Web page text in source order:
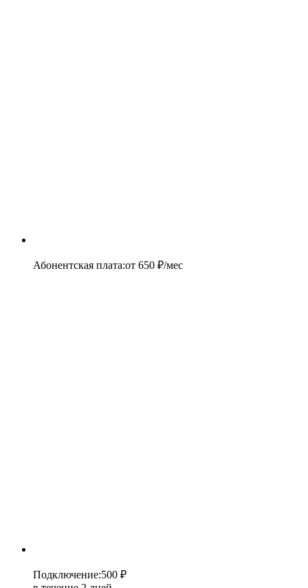
Абонентская плата:от 650 ₽/мес
Подключение:500 ₽